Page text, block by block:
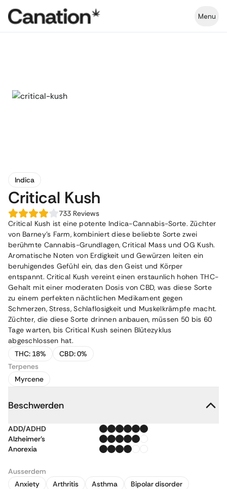
Menu
Indica
Critical Kush
733 Reviews
Critical Kush ist eine potente Indica-Cannabis-Sorte. Züchter
von Barney’s Farm, kombiniert diese beliebte Sorte zwei
berühmte Cannabis-Grundlagen, Critical Mass und OG Kush.
Aromatische Noten von Erdigkeit und Gewürzen leiten ein
beruhigendes Gefühl ein, das den Geist und Körper
entspannt. Critical Kush vereint einen erstaunlich hohen THC-
Gehalt mit einer moderaten Dosis von CBD, was diese Sorte
zu einem perfekten nächtlichen Medikament gegen
Schmerzen, Stress, Schlaflosigkeit und Muskelkrämpfe macht.
Züchter, die diese Sorte drinnen anbauen, müssen 50 bis 60
Tage warten, bis Critical Kush seinen Blütezyklus
abgeschlossen hat.
THC: 18% CBD:0%
Terpenes
Myrcene
Beschwerden
ADD/ADHD
Alzheimer's
Anorexia
Ausserdem
Anxiety
Arthritis Asthma
Bipolar disorder